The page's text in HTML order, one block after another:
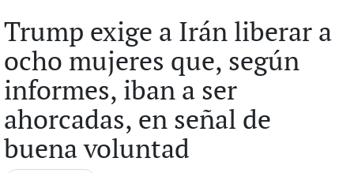
Trump exige a Irán liberar a
ocho mujeres que, según
informes, iban a ser
ahorcadas, en señal de
buena voluntad